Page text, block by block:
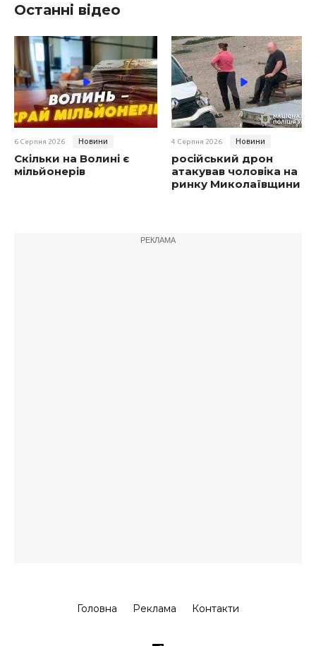
Останні відео
6 Серпня 2026 Новини
Скільки на Волині є
мільйонерів
4 Серпня 2026 Новини
російський дрон
атакував чоловіка на
ринку Миколаївщини
РЕКЛАМА
Головна Реклама Контакти